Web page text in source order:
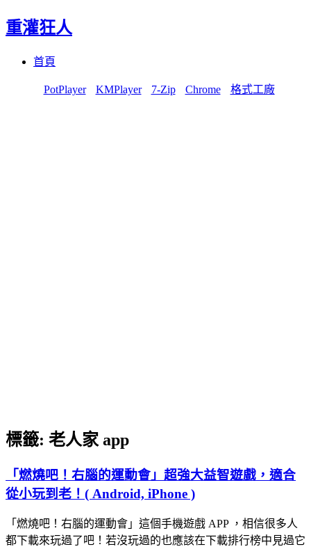
重灌狂人
首頁
PotPlayer KMPlayer 7-Zip Chrome 格式工廠
標籤: 老人家 app
「燃燒吧！右腦的運動會」超強大益智遊戲，適合
從小玩到老！( Android, iPhone )
「燃燒吧！右腦的運動會」這個手機遊戲 APP ，相信很多人
都下載來玩過了吧！若沒玩過的也應該在下載排行榜中見過它